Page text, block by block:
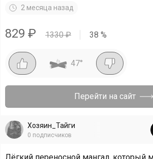
2 месяца назад
829 ₽ 1330₽ 38 %
47°
Перейти на сайт
Хозяин_Тайги
0 подписчиков